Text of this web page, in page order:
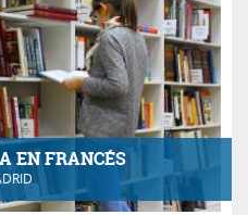
EN FRANCÉS